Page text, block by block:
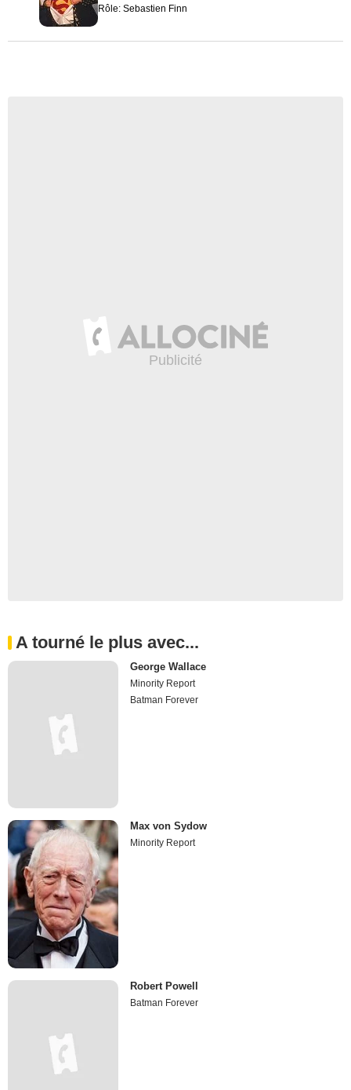
Rôle: Sebastien Finn
A tourné le plus avec...
George Wallace
Minority Report
Batman Forever
Max von Sydow
Minority Report
Robert Powell
Batman Forever